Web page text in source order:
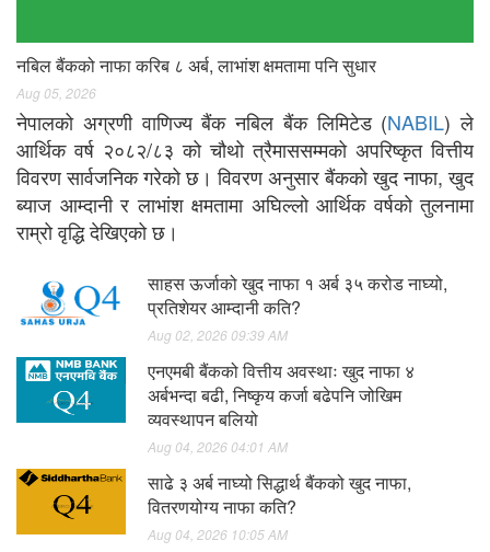
नबिल बैंकको नाफा करिब ८ अर्ब, लाभांश क्षमतामा पनि सुधार
Aug 05, 2026
नेपालको अग्रणी वाणिज्य बैंक नबिल बैंक लिमिटेड (NABIL) ले
आर्थिक वर्ष २०८२/८३ को चौथो त्रैमाससम्मको अपरिष्कृत वित्तीय
विवरण सार्वजनिक गरेको छ। विवरण अनुसार बैंकको खुद नाफा, खुद
ब्याज आम्दानी र लाभांश क्षमतामा अघिल्लो आर्थिक वर्षको तुलनामा
राम्रो वृद्धि देखिएको छ।
साहस ऊर्जाको खुद नाफा १ अर्ब ३५ करोड नाघ्यो,
प्रतिशेयर आम्दानी कति?
Aug 02, 2026 09:39 AM
एनएमबी बैंकको वित्तीय अवस्थाः खुद नाफा ४
अर्बभन्दा बढी, निष्कृय कर्जा बढेपनि जोखिम
व्यवस्थापन बलियो
Aug 04, 2026 04:01 AM
साढे ३ अर्ब नाघ्यो सिद्धार्थ बैंकको खुद नाफा,
वितरणयोग्य नाफा कति?
Aug 04, 2026 10:05 AM